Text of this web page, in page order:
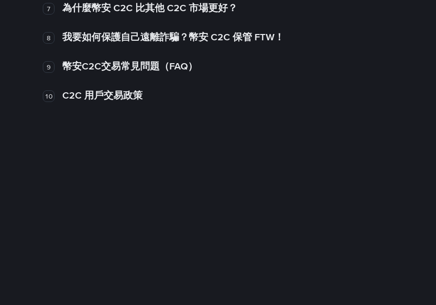
7 為什麼幣安 C2C 比其他 C2C 市場更好？
8 我要如何保護自己遠離詐騙？幣安 C2C 保管 FTW！
9 幣安C2C交易常見問題（FAQ）
10 C2C 用戶交易政策